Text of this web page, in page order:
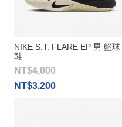
NIKE S.T. FLARE EP 男 籃球
鞋
NT$4,000
NT$3,200